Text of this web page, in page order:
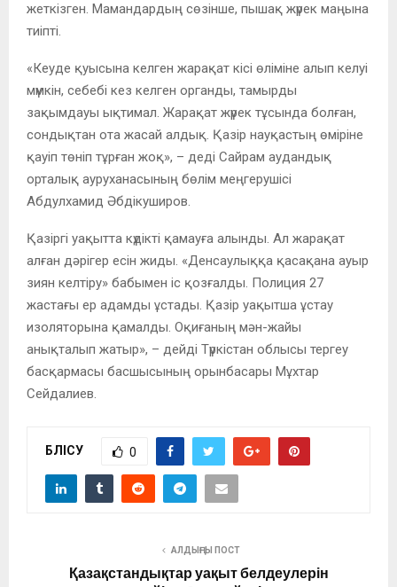
жеткізген. Мамандардың сөзінше, пышақ жүрек маңына
тиіпті.
«Кеуде қуысына келген жарақат кісі өліміне алып келуі
мүмкін, себебі кез келген органды, тамырды
зақымдауы ықтимал. Жарақат жүрек тұсында болған,
сондықтан ота жасай алдық. Қазір науқастың өміріне
қауіп төніп тұрған жоқ», – деді Сайрам аудандық
орталық ауруханасының бөлім меңгерушісі
Абдулхамид Әбдікуширов.
Қазіргі уақытта күдікті қамауға алынды. Ал жарақат
алған дәрігер есін жиды. «Денсаулыққа қасақана ауыр
зиян келтіру» бабымен іс қозғалды. Полиция 27
жастағы ер адамды ұстады. Қазір уақытша ұстау
изоляторына қамалды. Оқиғаның мән-жайы
анықталып жатыр», – дейді Түркістан облысы тергеу
басқармасы басшысының орынбасары Мұхтар
Сейдалиев.
БӨЛІСУ 0
АЛДЫҢҒЫ ПОСТ
Қазақстандықтар уақыт белдеулерін